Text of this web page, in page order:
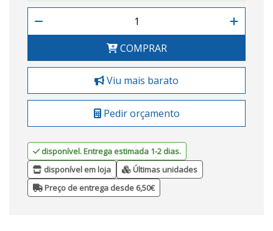
COMPRAR
Viu mais barato
Pedir orçamento
disponível. Entrega estimada 1-2 dias.
disponível em loja
Últimas unidades
Preço de entrega desde 6,50€